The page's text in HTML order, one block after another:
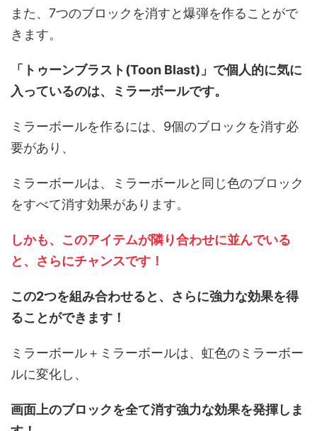
また、7つのブロックを消すと爆弾を作ることがで
きます。
「トゥーンブラスト(Toon Blast)」で個人的に気に
入っているのは、ミラーボールです。
ミラーボールを作るには、9個のブロックを消す必
要があり、
ミラーボールは、ミラーボールと同じ色のブロック
をすべて消す効果があります。
しかも、このアイテムが隣り合わせに並んでいる
と、さらにチャンスです！
この2つを組み合わせると、さらに強力な効果を得
ることができます！
ミラーボール＋ミラーボールは、虹色のミラーボー
ルに変化し、
画面上のブロックを全て消す強力な効果を発揮しま